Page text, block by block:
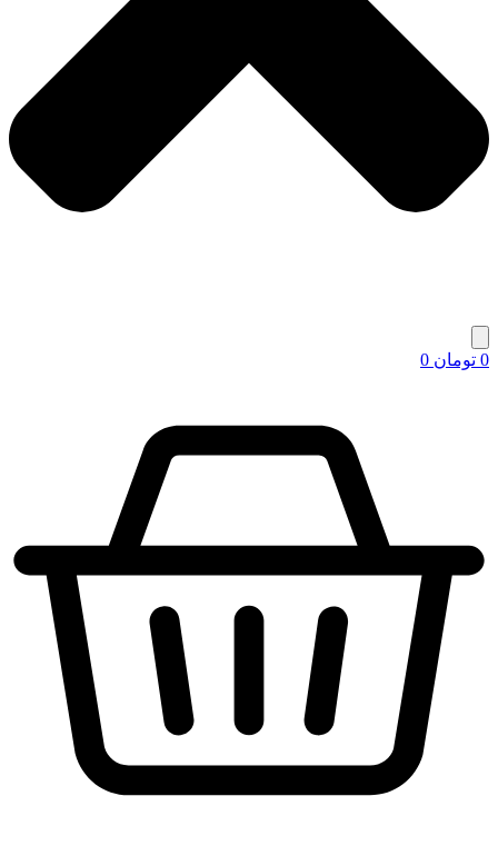
0 تومان 0